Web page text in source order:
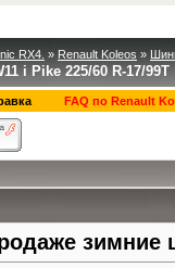
RX4. » Renault Koleos »
i Pike 225/60 R-17/99Т
FAQ по Renault
зимние